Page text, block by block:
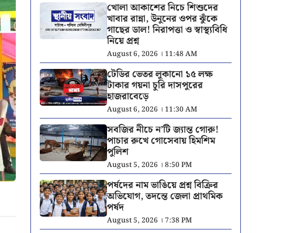
খোলা আকাশের নিচে শিশুদের
খাবার রান্না, উনুনের ওপর ঝুঁকে
গাছের ডাল! নিরাপত্তা ও স্বাস্থ্যবিধি
নিয়ে প্রশ্ন
August 6, 2026 । 11:48 AM
টেডির ভেতর লুকানো ১৫ লক্ষ
টাকার গয়না চুরি দাসপুরের
হাজরাবেড়ে
August 6, 2026 । 11:30 AM
সবজির নীচে ন’টি জ্যান্ত গোরু!
পাচার রুখে গোসেবায় হিমশিম
পুলিশ
August 5, 2026 । 8:50 PM
পর্ষদের নাম ভাঙিয়ে প্রশ্ন বিক্রির
অভিযোগ, তদন্তে জেলা প্রাথমিক
পর্ষদ
August 5, 2026 । 7:38 PM